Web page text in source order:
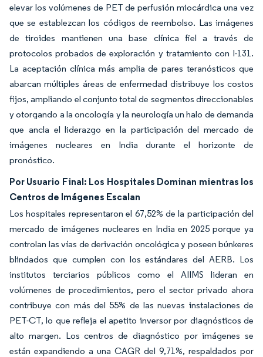
elevar los volúmenes de PET de perfusión miocárdica una vez
que se establezcan los códigos de reembolso. Las imágenes
de tiroides mantienen una base clínica fiel a través de
protocolos probados de exploración y tratamiento con I-131.
La aceptación clínica más amplia de pares teranósticos que
abarcan múltiples áreas de enfermedad distribuye los costos
fijos, ampliando el conjunto total de segmentos direccionables
y otorgando a la oncología y la neurología un halo de demanda
que ancla el liderazgo en la participación del mercado de
imágenes nucleares en India durante el horizonte de
pronóstico.
Por Usuario Final: Los Hospitales Dominan mientras los
Centros de Imágenes Escalan
Los hospitales representaron el 67,52% de la participación del
mercado de imágenes nucleares en India en 2025 porque ya
controlan las vías de derivación oncológica y poseen búnkeres
blindados que cumplen con los estándares del AERB. Los
institutos terciarios públicos como el AIIMS lideran en
volúmenes de procedimientos, pero el sector privado ahora
contribuye con más del 55% de las nuevas instalaciones de
PET-CT, lo que refleja el apetito inversor por diagnósticos de
alto margen. Los centros de diagnóstico por imágenes se
están expandiendo a una CAGR del 9,71%, respaldados por